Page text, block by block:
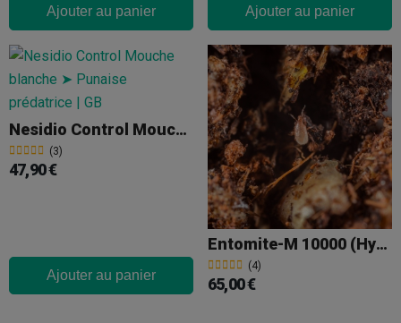
Ajouter au panier Ajouter au panier
Nesidio Control Mouche Blanche
(3)
47,90 €
Ajouter au panier
Entomite-M 10000 (Hypoaspis Miles)
(4)
65,00 €